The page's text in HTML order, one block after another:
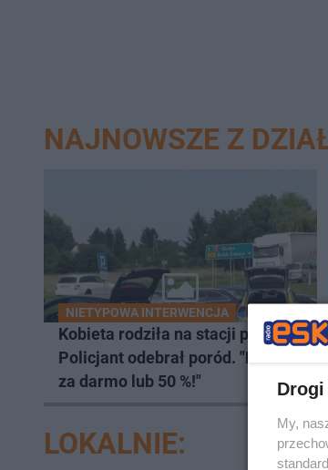
NAJNOWSZE Z
NIETYPOWA INTERWENCJA
Kobieta rodziła na stacji paliw.
Policjant odebrał poród. "Paliwo
za darmo lub 50 %!"
LOKALNIE:
My,